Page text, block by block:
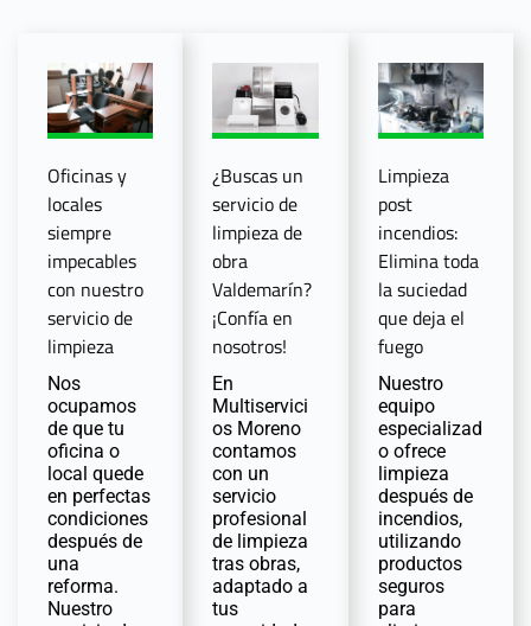
Oficinas y
locales
siempre
impecables
con nuestro
servicio de
limpieza
Nos
ocupamos
de que tu
oficina o
local quede
en perfectas
condiciones
después de
una
reforma.
Nuestro
¿Buscas un
servicio de
limpieza de
obra
Valdemarín?
¡Confía en
nosotros!
En
Multiservici
os Moreno
contamos
con un
servicio
profesional
de limpieza
tras obras,
adaptado a
tus
Limpieza
post
incendios:
Elimina toda
la suciedad
que deja el
fuego
Nuestro
equipo
especializad
o ofrece
limpieza
después de
incendios,
utilizando
productos
seguros
para